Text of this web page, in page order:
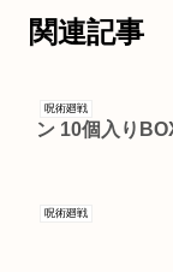
関連記事
呪術廻戦
ン 10個入り
呪術廻戦